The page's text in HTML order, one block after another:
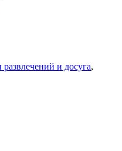
и досуга,